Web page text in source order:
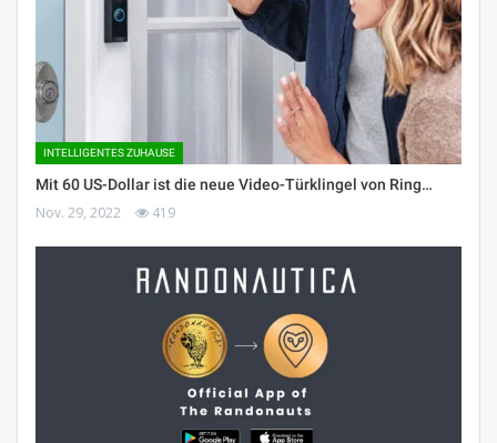
INTELLIGENTES ZUHAUSE
Mit 60 US-Dollar ist die neue Video-Türklingel von Ring…
Nov. 29, 2022 419